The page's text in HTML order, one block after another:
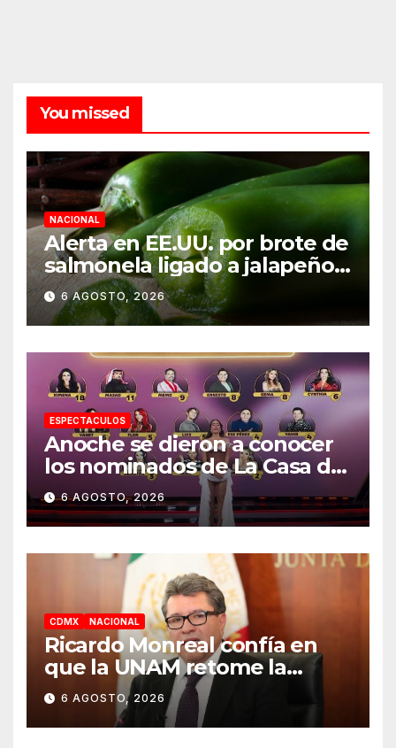
You missed
NACIONAL
Alerta en EE.UU. por brote de
salmonela ligado a jalapeños
mexicanos; reportan 345
casos
6 AGOSTO, 2026
ESPECTACULOS
Anoche se dieron a conocer
los nominados de La Casa de
los Famosos México 2026 en
la segunda semana
6 AGOSTO, 2026
CDMX NACIONAL
Ricardo Monreal confía en
que la UNAM retome la
normalidad e inicie el
semestre mediante el
diálogo
6 AGOSTO, 2026